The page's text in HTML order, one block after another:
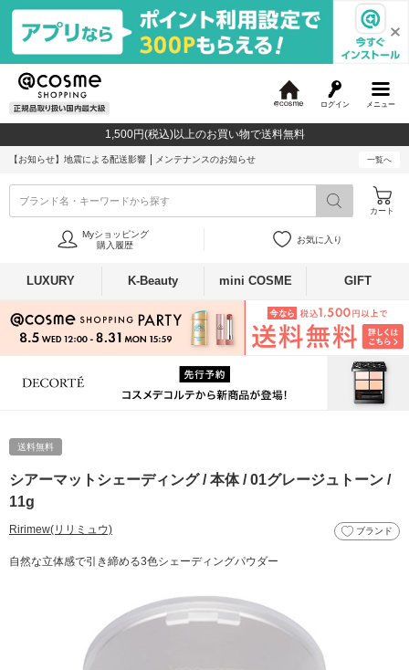
メニュー
ログイン
c
o
1,500円(税込)以上のお買い物で送料無料
【お知らせ】 地震による配送影響 メンテナンスのお知らせ 一覧へ
ブランド名・キーワードから探す
カート
Myショッピング
購入履歴
お気に入り
LUXURY K-Beauty mini COSME GIFT
送料無料
シアーマットシェーディング / 本体 / 01グレージュトーン /
11g
Ririmew(リリミュウ) ブランド
自然な立体感で引き締める3色シェーディングパウダー